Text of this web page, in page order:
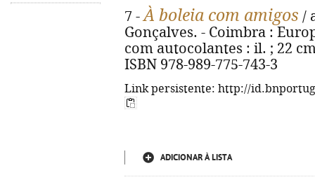
7 -À boleia com amigos /
Gonçalves. - Coimbra :
com autocolantes : il. ; 22
ISBN 978-989-775-743-3
Link persistente: http://
ADICIONAR À LISTA